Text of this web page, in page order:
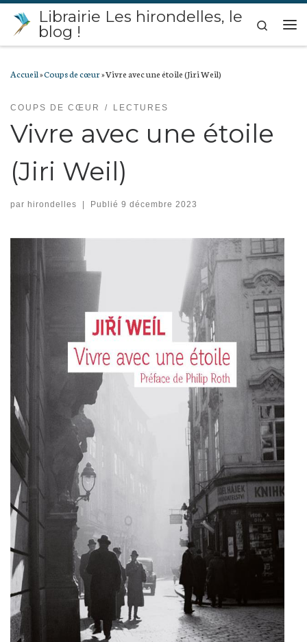
Passer au contenu
Librairie Les hirondelles, le
blog !
Search
Accueil»Coups de cœur»Vivre avec une étoile (Jiri Weil)
COUPS DE CŒUR LECTURES
Vivre avec une étoile
(Jiri Weil)
par hirondelles | Publié 9 décembre 2023